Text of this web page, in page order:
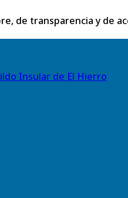
de transparencia y de
Insular de El Hierro